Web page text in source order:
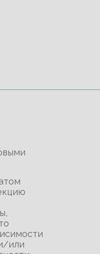
или